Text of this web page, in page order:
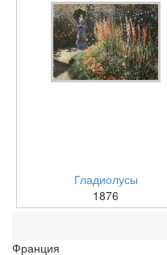
Гладиолусы
1876
Франция